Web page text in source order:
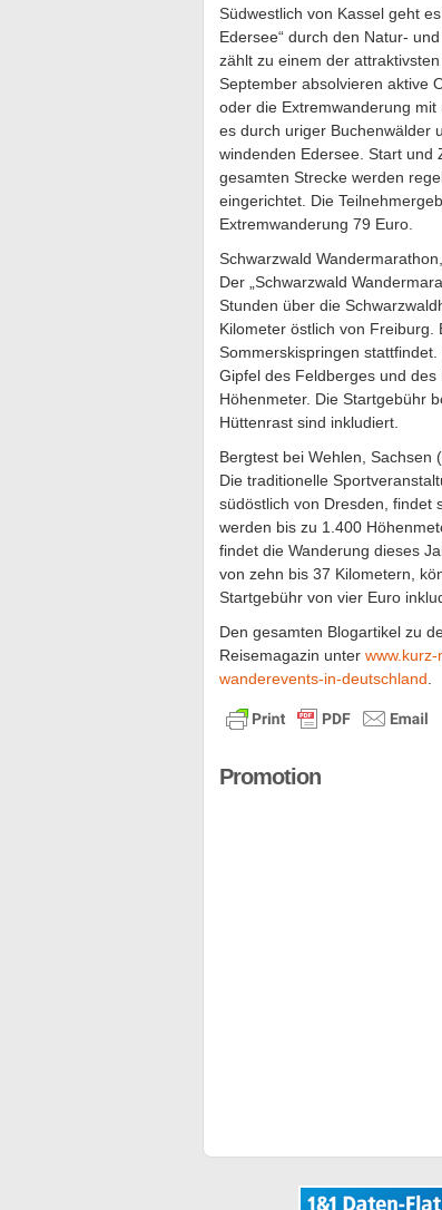
Südwestlich von Kassel geht
Edersee“ durch den Natur-
zählt zu einem der
September absolvieren aktive
oder die Extremwanderung
es durch uriger Buchenwälder
windenden Edersee. Start und
gesamten Strecke werden
eingerichtet. Die
Extremwanderung 79 Euro.
Schwarzwald
Der „Schwarzwald
Stunden über die
Kilometer östlich von Freiburg.
Sommerskispringen
Gipfel des Feldberges und
Höhenmeter. Die Startgebühr
Hüttenrast sind inkludiert.
Bergtest bei Wehlen, Sachsen
Die traditionelle
südöstlich von Dresden, findet
werden bis zu 1.400
findet die Wanderung dieses
von zehn bis 37 Kilometern,
Startgebühr von vier Euro
Den gesamten Blogartikel zu
Reisemagazin unter
wanderevents-in-deutschland
Promotion